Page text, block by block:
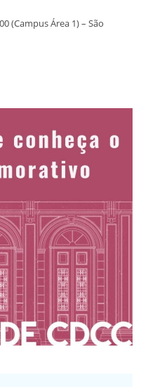
(Campus Área 1) – São